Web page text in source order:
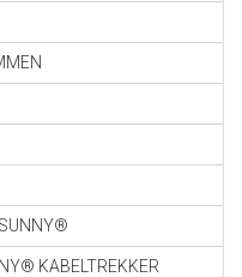
KABELTREKKER